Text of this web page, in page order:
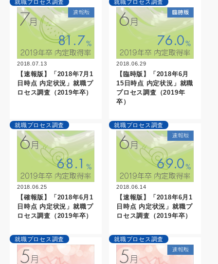
就職プロセス調査
2018.07.13
【速報版】「2018年7月1
日時点 内定状況」就職プ
ロセス調査（2019年卒）
就職プロセス調査
2018.06.29
【臨時版】「2018年6月
15日時点 内定状況」就職
プロセス調査（2019年
卒）
就職プロセス調査
2018.06.25
【確報版】「2018年6月1
日時点 内定状況」就職プ
ロセス調査（2019年卒）
就職プロセス調査
2018.06.14
【速報版】「2018年6月1
日時点 内定状況」就職プ
ロセス調査（2019年卒）
就職プロセス調査 就職プロセス調査